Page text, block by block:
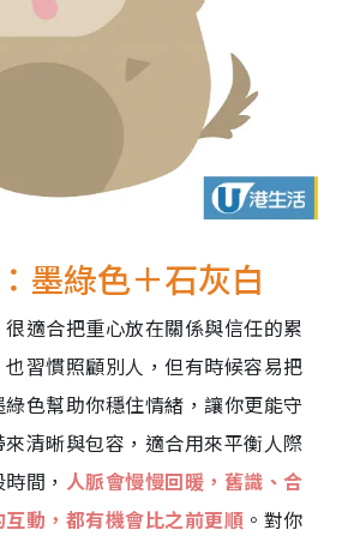
墨綠色＋石灰白
適合把重心放在關係與信任的累
習慣照顧別人，但有時候容易把
色幫助你穩住情緒，讓你更能守
清晰與包容，適合用來平衡人際
間， 人脈會慢慢回暖，舊識、合
動，都有機會比之前更順 。對你